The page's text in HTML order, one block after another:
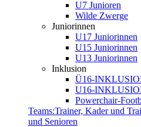
U7 Junioren
Wilde Zwerge
Juniorinnen
U17 Juniorinnen
U15 Juniorinnen
U13 Juniorinnen
Inklusion
Ü16-
U16-
Powerchair-
Teams:Trainer, Kader und
und Senioren